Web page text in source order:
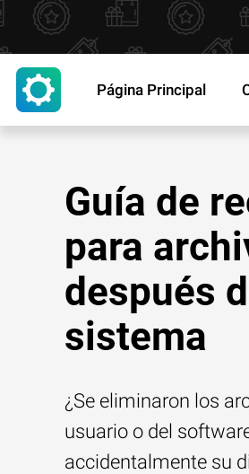
Página Principal
Guía de
para
después
sistema
¿Se eliminaron los
usuario o del
accidentalmente su